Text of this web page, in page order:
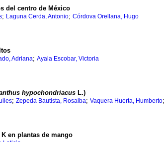
del centro de México
; Laguna Cerda, Antonio; Córdova Orellana, Hugo
Adriana; Ayala Escobar, Victoria
hypochondriacus L.)
; Zepeda Bautista, Rosalba; Vaquera Huerta, Humberto;
en plantas de mango